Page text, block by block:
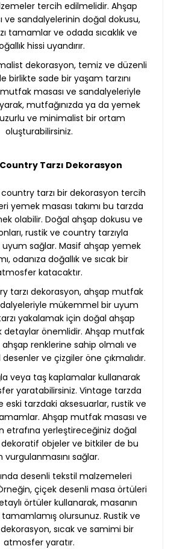
tercih edilmelidir. Ahşap
ve sandalyelerinin doğal dokusu,
tamamlar ve odada sıcaklık ve
hissi uyandırır.
dekorasyon, temiz ve düzenli
birlikte sade bir yaşam tarzını
mutfak masası ve sandalyeleriyle
mutfağınızda ya da yemek
ve minimalist bir ortam
oluşturabilirsiniz.
Tarzı Dekorasyon
tarzı bir dekorasyon tercih
yemek masası takımı bu tarzda
olabilir. Doğal ahşap dokusu ve
rustik ve country tarzıyla
sağlar. Masif ahşap yemek
odanıza doğallık ve sıcak bir
katacaktır.
tarzı dekorasyon, ahşap mutfak
mükemmel bir uyum
yakalamak için doğal ahşap
detaylar önemlidir. Ahşap mutfak
ahşap renklerine sahip olmalı ve
ve çizgiler öne çıkmalıdır.
veya taş kaplamalar kullanarak
yaratabilirsiniz. Vintage tarzda
eski tarzdaki aksesuarlar, rustik ve
Ahşap mutfak masası ve
etrafına yerleştireceğiniz doğal
objeler ve bitkiler de bu
vurgulanmasını sağlar.
desenli tekstil malzemeleri
çiçek desenli masa örtüleri
örtüler kullanarak, masanın
tamamlamış olursunuz. Rustik ve
sıcak ve samimi bir
atmosfer yaratır.